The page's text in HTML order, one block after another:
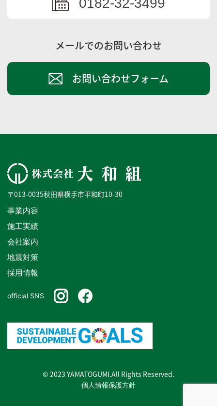
メールでのお問い合わせ
お問い合わせフォーム
〒013-0035秋田県横手市平和町10-30
事業内容
施工実績
会社案内
地震対策
採用情報
official SNS
© 2023 YAMATOGUMI.All Rights Reserved.
個人情報保護方針